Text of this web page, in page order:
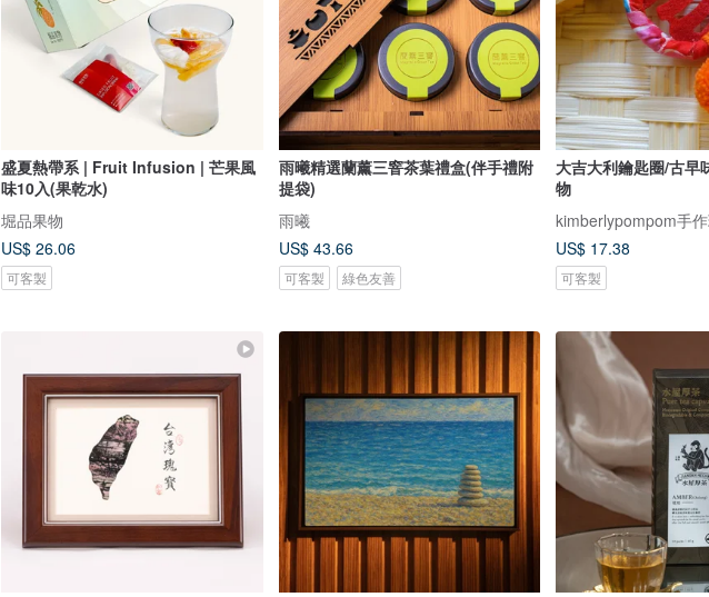
盛夏熱帶系 | Fruit Infusion | 芒果風
味10入(果乾水)
堀品果物
US$ 26.06
可客製
雨曦精選蘭薰三窨茶葉禮盒(伴手禮附
提袋)
雨曦
US$ 43.66
可客製 綠色友善
大吉大利鑰匙圈/古早
物
kimberlypompom手
US$ 17.38
可客製